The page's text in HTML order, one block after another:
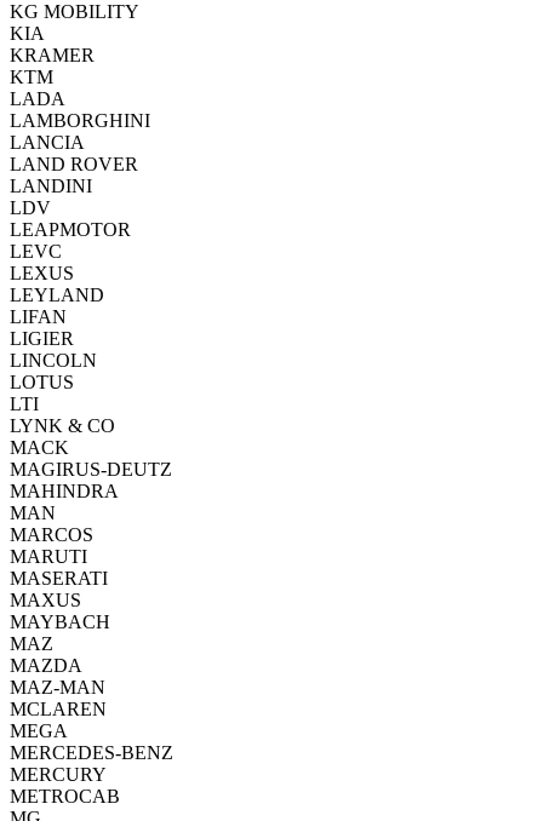
KG MOBILITY
KIA
KRAMER
KTM
LADA
LAMBORGHINI
LANCIA
LAND ROVER
LANDINI
LDV
LEAPMOTOR
LEVC
LEXUS
LEYLAND
LIFAN
LIGIER
LINCOLN
LOTUS
LTI
LYNK & CO
MACK
MAGIRUS-DEUTZ
MAHINDRA
MAN
MARCOS
MARUTI
MASERATI
MAXUS
MAYBACH
MAZ
MAZDA
MAZ-MAN
MCLAREN
MEGA
MERCEDES-BENZ
MERCURY
METROCAB